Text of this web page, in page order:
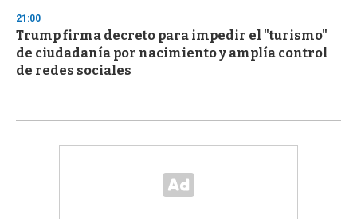
21:00
Trump firma decreto para impedir el "turismo"
de ciudadanía por nacimiento y amplía control
de redes sociales